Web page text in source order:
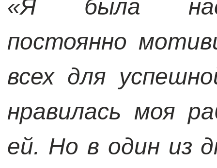
«Я была
постоянно
всех для
нравилась моя
ей. Но в один из